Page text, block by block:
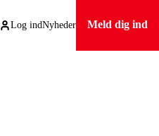
Log indNyheder Meld dig ind